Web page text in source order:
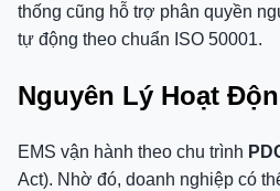
thống cũng hỗ trợ phân quyền
tự động theo chuẩn ISO 50001.
Nguyên Lý Hoạt
EMS vận hành theo chu trình
Act). Nhờ đó, doanh nghiệp có